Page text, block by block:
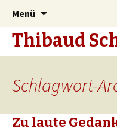
Menü
Inhalt
springen
Thibaud
Schlagwort-
Zu laute